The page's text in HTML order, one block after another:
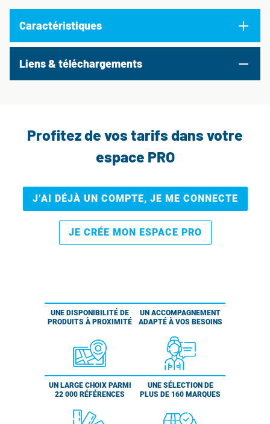
Caractéristiques
Liens & téléchargements
Profitez de vos tarifs dans votre
espace PRO
J’AI DÉJÀ UN COMPTE, JE ME CONNECTE
JE CRÉE MON ESPACE PRO
UNE DISPONIBILITÉ DE
PRODUITS À PROXIMITÉ
UN ACCOMPAGNEMENT
ADAPTÉ À VOS BESOINS
UN LARGE CHOIX PARMI
22 000 RÉFÉRENCES
UNE SÉLECTION DE
PLUS DE 160 MARQUES